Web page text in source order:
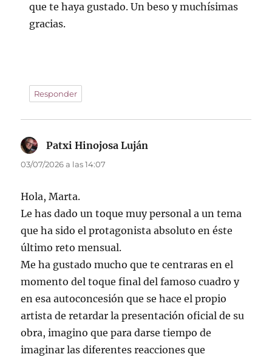
que te haya gustado. Un beso y muchísimas
gracias.
Responder
Patxi Hinojosa Luján
03/07/2026 a las 14:07
Hola, Marta.
Le has dado un toque muy personal a un tema
que ha sido el protagonista absoluto en éste
último reto mensual.
Me ha gustado mucho que te centraras en el
momento del toque final del famoso cuadro y
en esa autoconcesión que se hace el propio
artista de retardar la presentación oficial de su
obra, imagino que para darse tiempo de
imaginar las diferentes reacciones que